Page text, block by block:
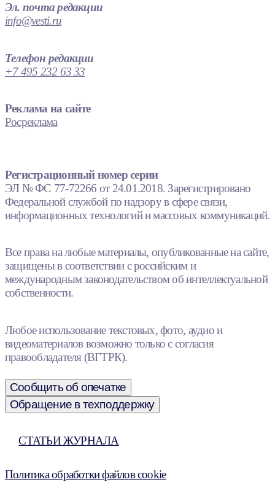
Эл. почта редакции
info@vesti.ru
Телефон редакции
+7 495 232 63 33
Реклама на сайте
Росреклама
Регистрационный номер серии
ЭЛ № ФС 77-72266 от 24.01.2018. Зарегистрировано
Федеральной службой по надзору в сфере связи,
информационных технологий и массовых коммуникаций.
Все права на любые материалы, опубликованные на сайте,
защищены в соответствии с российским и
международным законодательством об интеллектуальной
собственности.
Любое использование текстовых, фото, аудио и
видеоматериалов возможно только с согласия
правообладателя (ВГТРК).
Сообщить об опечатке
Обращение в техподдержку
СТАТЬИ ЖУРНАЛА
Политика обработки файлов cookie